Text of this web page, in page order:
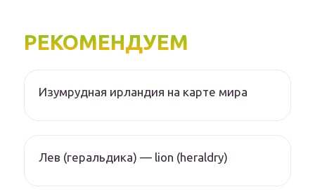
РЕКОМЕНДУЕМ
Изумрудная ирландия на карте мира
Лев (геральдика) — lion (heraldry)